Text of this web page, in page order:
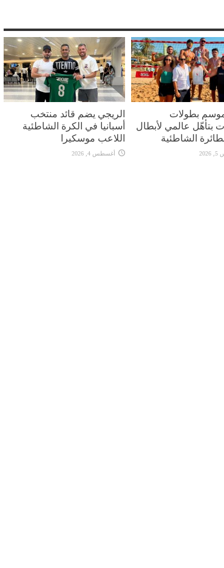
موسم بطولات
بتأهّل عالمي لأبطال
الشاطئية
الريجي يضم قائد منتخب
أسبانيا في الكرة الشاطئية
اللاعب موسكيرا
أغسطس 4, 2026